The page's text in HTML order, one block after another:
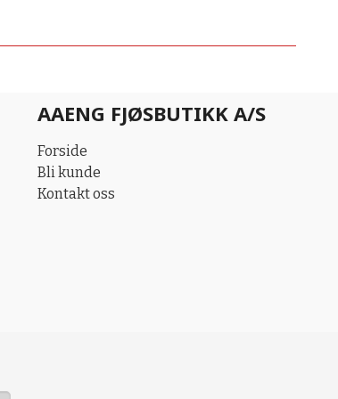
AAENG FJØSBUTIKK A/S
Forside
Bli kunde
Kontakt oss